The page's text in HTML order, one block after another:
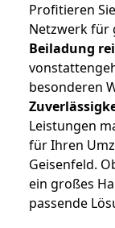
Profitieren
Netzwerk für
Beiladung
besonderen
Leistungen
für Ihren
Geisenfeld.
ein großes
passende